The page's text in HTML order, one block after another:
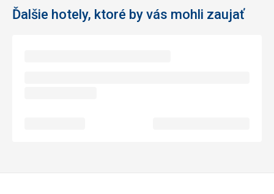
Ďalšie hotely, ktoré by vás mohli zaujať